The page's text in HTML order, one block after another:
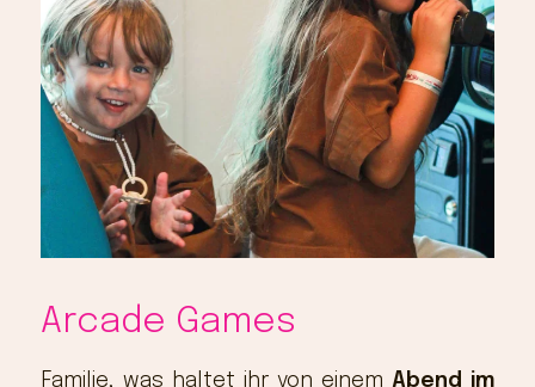
Arcade Games
Familie, was haltet ihr von einem Abend im